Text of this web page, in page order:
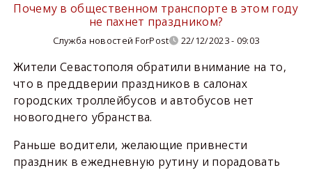
Почему в общественном транспорте в этом году
не пахнет праздником?
Служба новостей ForPost 22/12/2023 - 09:03
Жители Севастополя обратили внимание на то,
что в преддверии праздников в салонах
городских троллейбусов и автобусов нет
новогоднего убранства.
Раньше водители, желающие привнести
праздник в ежедневную рутину и порадовать